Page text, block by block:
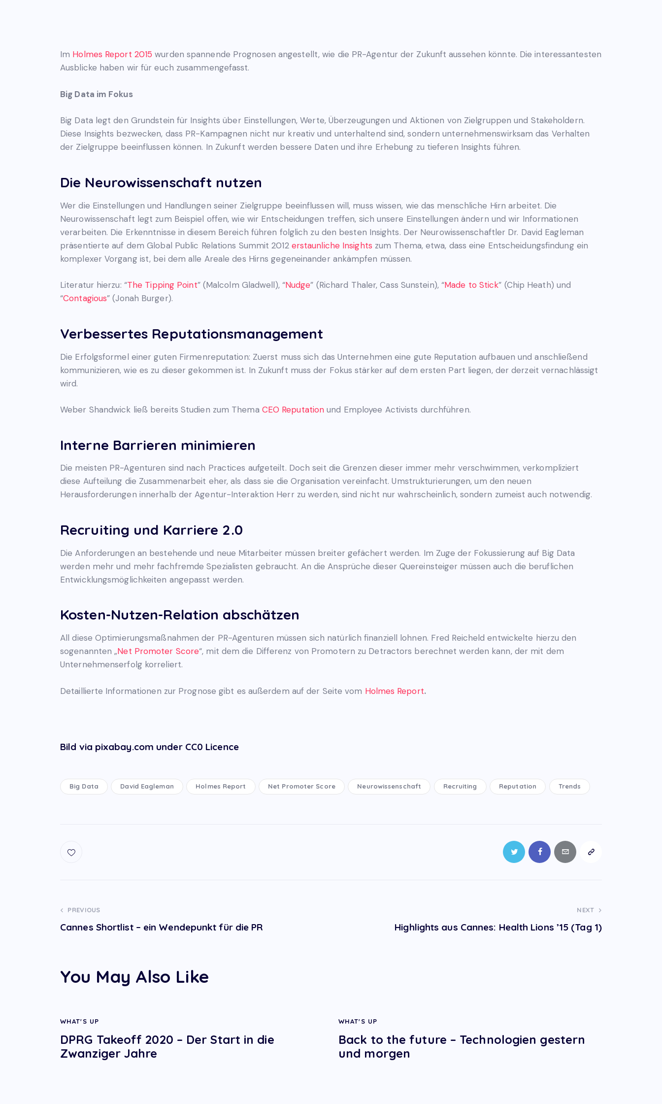
Im Holmes Report 2015 wurden spannende Prognosen angestellt, wie die PR-Agentur der Zukunft aussehen könnte. Die interessantesten
Ausblicke haben wir für euch zusammengefasst.
Big Data im Fokus
Big Data legt den Grundstein für Insights über Einstellungen, Werte, Überzeugungen und Aktionen von Zielgruppen und Stakeholdern.
Diese Insights bezwecken, dass PR-Kampagnen nicht nur kreativ und unterhaltend sind, sondern unternehmenswirksam das Verhalten
der Zielgruppe beeinflussen können. In Zukunft werden bessere Daten und ihre Erhebung zu tieferen Insights führen.
Die Neurowissenschaft nutzen
Wer die Einstellungen und Handlungen seiner Zielgruppe beeinflussen will, muss wissen, wie das menschliche Hirn arbeitet. Die
Neurowissenschaft legt zum Beispiel offen, wie wir Entscheidungen treffen, sich unsere Einstellungen ändern und wir Informationen
verarbeiten. Die Erkenntnisse in diesem Bereich führen folglich zu den besten Insights. Der Neurowissenschaftler Dr. David Eagleman
präsentierte auf dem Global Public Relations Summit 2012 erstaunliche Insights zum Thema, etwa, dass eine Entscheidungsfindung ein
komplexer Vorgang ist, bei dem alle Areale des Hirns gegeneinander ankämpfen müssen.
Literatur hierzu: “The Tipping Point” (Malcolm Gladwell), “Nudge” (Richard Thaler, Cass Sunstein), “Made to Stick” (Chip Heath) und
“Contagious” (Jonah Burger).
Verbessertes Reputationsmanagement
Die Erfolgsformel einer guten Firmenreputation: Zuerst muss sich das Unternehmen eine gute Reputation aufbauen und anschließend
kommunizieren, wie es zu dieser gekommen ist. In Zukunft muss der Fokus stärker auf dem ersten Part liegen, der derzeit vernachlässigt
wird.
Weber Shandwick ließ bereits Studien zum Thema CEO Reputation und Employee Activists durchführen.
Interne Barrieren minimieren
Die meisten PR-Agenturen sind nach Practices aufgeteilt. Doch seit die Grenzen dieser immer mehr verschwimmen, verkompliziert
diese Aufteilung die Zusammenarbeit eher, als dass sie die Organisation vereinfacht. Umstrukturierungen, um den neuen
Herausforderungen innerhalb der Agentur-Interaktion Herr zu werden, sind nicht nur wahrscheinlich, sondern zumeist auch notwendig.
Recruiting und Karriere 2.0
Die Anforderungen an bestehende und neue Mitarbeiter müssen breiter gefächert werden. Im Zuge der Fokussierung auf Big Data
werden mehr und mehr fachfremde Spezialisten gebraucht. An die Ansprüche dieser Quereinsteiger müssen auch die beruflichen
Entwicklungsmöglichkeiten angepasst werden.
Kosten-Nutzen-Relation abschätzen
All diese Optimierungsmaßnahmen der PR-Agenturen müssen sich natürlich finanziell lohnen. Fred Reicheld entwickelte hierzu den
sogenannten „Net Promoter Score“, mit dem die Differenz von Promotern zu Detractors berechnet werden kann, der mit dem
Unternehmenserfolg korreliert.
Detaillierte Informationen zur Prognose gibt es außerdem auf der Seite vom Holmes Report.
Bild via pixabay.com under CC0 Licence
Big Data David Eagleman Holmes Report Net Promoter Score Neurowissenschaft Recruiting Reputation Trends
Post
navigation
PREVIOUS
Cannes Shortlist – ein Wendepunkt für die PR
NEXT
Highlights aus Cannes: Health Lions ’15 (Tag 1)
You May Also Like
WHAT'S UP
DPRG Takeoff 2020 – Der Start in die
Zwanziger Jahre
WHAT'S UP
Back to the future – Technologien gestern
und morgen